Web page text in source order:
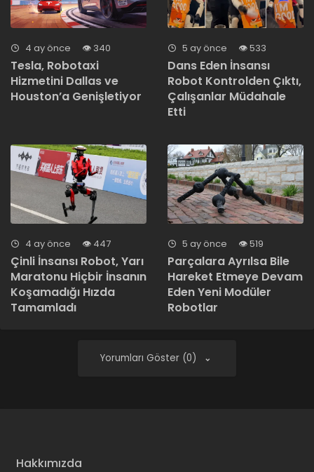
4 ay önce 340
Tesla, Robotaxi
Hizmetini Dallas ve
Houston’a Genişletiyor
5 ay önce 533
Dans Eden İnsansı
Robot Kontrolden Çıktı,
Çalışanlar Müdahale
Etti
4 ay önce 447
Çinli İnsansı Robot, Yarı
Maratonu Hiçbir İnsanın
Koşamadığı Hızda
Tamamladı
5 ay önce 519
Parçalara Ayrılsa Bile
Hareket Etmeye Devam
Eden Yeni Modüler
Robotlar
Yorumları Göster (0)
Hakkımızda